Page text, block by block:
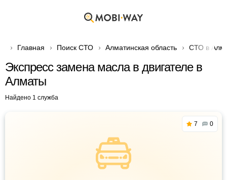
Главная Поиск СТО Алматинская область СТО в
Экспресс замена масла в двигателе в
Алматы
Найдено 1 служба
7 0